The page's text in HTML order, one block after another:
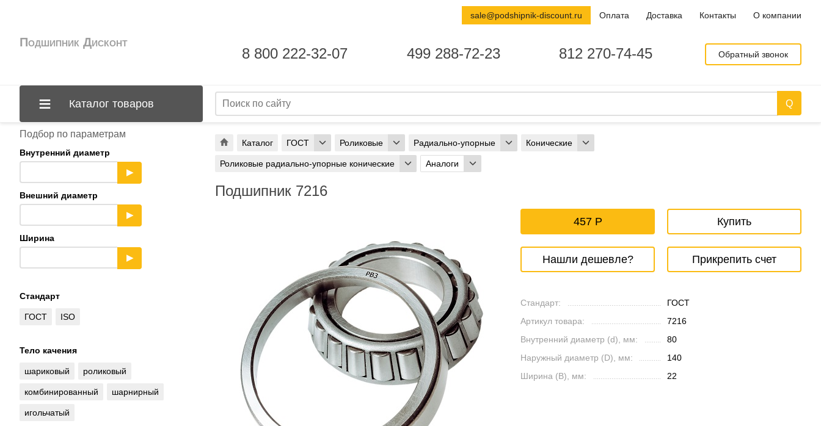
Каталог ГОСТ Роликовые Радиально-упорные Конические
Роликовые радиально-упорные конические Аналоги
Подшипник 7216
457 Купить
Нашли дешевле? Прикрепить счет
Стандарт:
ГОСТ
Артикул товара:
7216
Внутренний диаметр (d), мм:
80
Наружный диаметр (D), мм:
140
Ширина (B), мм:
22
Подбор по параметрам
Внутренний диаметр
▶
Внешний диаметр
▶
Ширина
▶
Стандарт
ГОСТ ISO
Тело качения
шариковый роликовый
комбинированный шарнирный
игольчатый
Подшипник Дисконт
8 800 222-32-07 499 288-72-23 812 270-74-45 Обратный звонок
sale@podshipnik-discount.ru Оплата Доставка Контакты О компании
Каталог товаров